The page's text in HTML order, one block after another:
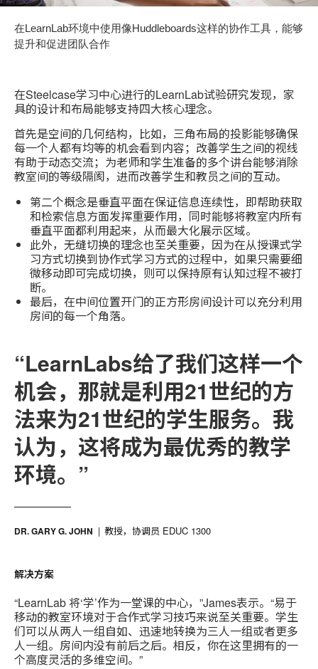
在LearnLab环境中使用像Huddleboards这样的协作工具，能够
提升和促进团队合作
在Steelcase学习中心进行的LearnLab试验研究发现，家
具的设计和布局能够支持四大核心理念。
首先是空间的几何结构，比如，三角布局的投影能够确保
每一个人都有均等的机会看到内容；改善学生之间的视线
有助于动态交流；为老师和学生准备的多个讲台能够消除
教室间的等级隔阂，进而改善学生和教员之间的互动。
第二个概念是垂直平面在保证信息连续性，即帮助获取
和检索信息方面发挥重要作用，同时能够将教室内所有
垂直平面都利用起来，从而最大化展示区域。
此外，无缝切换的理念也至关重要，因为在从授课式学
习方式切换到协作式学习方式的过程中，如果只需要细
微移动即可完成切换，则可以保持原有认知过程不被打
断。
最后，在中间位置开门的正方形房间设计可以充分利用
房间的每一个角落。
“LearnLabs给了我们这样一个
机会，那就是利用21世纪的方
法来为21世纪的学生服务。我
认为，这将成为最优秀的教学
环境。”
DR. GARY G. JOHN 教授，协调员 EDUC 1300
解决方案
“LearnLab 将‘学’作为一堂课的中心，”James表示。“易于
移动的教室环境对于合作式学习技巧来说至关重要。学生
们可以从两人一组自如、迅速地转换为三人一组或者更多
人一组。房间内没有前后之后。相反，你在这里拥有的一
个高度灵活的多维空间。”